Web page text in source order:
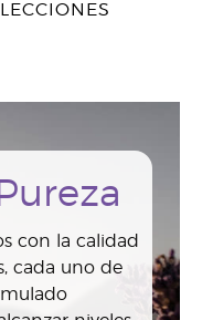
con la calidad
cada uno de